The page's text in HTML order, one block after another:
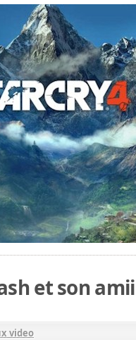
et son
video